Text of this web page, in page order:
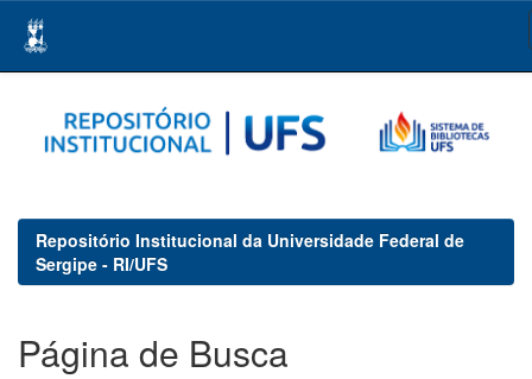
navigation
Repositório Institucional da Universidade Federal de
Sergipe - RI/UFS
Página de Busca